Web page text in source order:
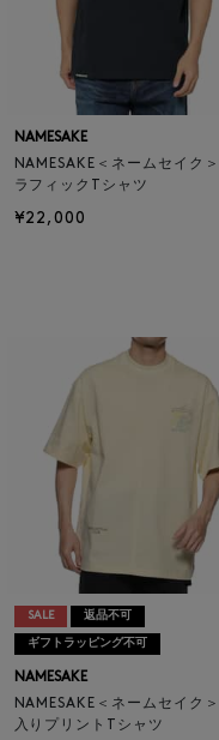
NAMESAKE
NAMESAKE＜ネームセイク
ラフィックTシャツ
¥22,000
SALE 返品不可
ギフトラッピング不可
NAMESAKE
NAMESAKE＜ネームセイク
入りプリントTシャツ